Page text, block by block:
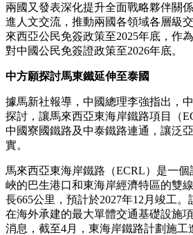
兩國又發表深化提升全面戰略夥伴關
進人文交流，推動兩國各領域各層級
來西亞公民免簽政策至2025年底，作
對中國公民免簽證政策至2026年底。
中方願探討馬東鐵延伸至泰國
據馬新社報導，中國總理李強指出，
探討，讓馬來西亞東海岸鐵路項目（
中國寮國鐵路及中泰鐵路連通，讓泛
實。
馬來西亞東海岸鐵路（ECRL）是一
峽的巴生港口和東海岸經濟特區的雙
長665公里，預計於2027年12月竣工
在海外承建的最大單體交通基礎設施
消息，截至4月，東海岸鐵路計劃施工